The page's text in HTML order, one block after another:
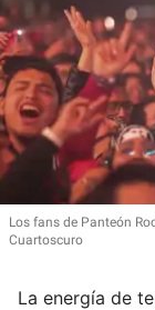
Los fans de Panteón
Cuartoscuro
La energía de